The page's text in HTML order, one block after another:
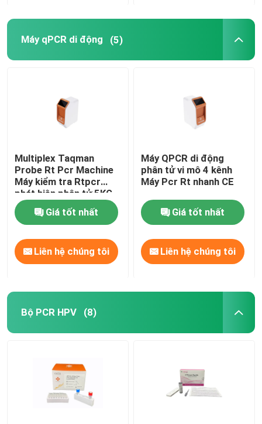
Máy qPCR di động (5)
Multiplex Taqman
Probe Rt Pcr Machine
Máy kiểm tra Rtpcr
phát hiện phân tử 5KG
Giá tốt nhất
Liên hệ chúng tôi
Máy QPCR di động
phân tử vi mô 4 kênh
Máy Pcr Rt nhanh CE
Giá tốt nhất
Liên hệ chúng tôi
Bộ PCR HPV (8)